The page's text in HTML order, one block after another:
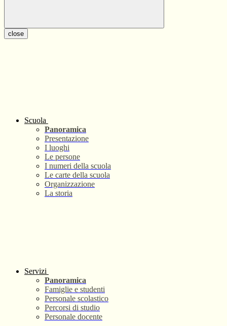
close
Scuola
Panoramica
Presentazione
I luoghi
Le persone
I numeri della scuola
Le carte della scuola
Organizzazione
La storia
Servizi
Panoramica
Famiglie e studenti
Personale scolastico
Percorsi di studio
Personale docente